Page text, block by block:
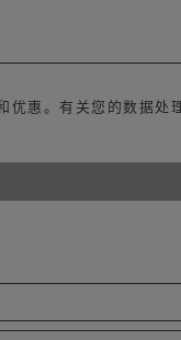
优惠。有关您的数据处